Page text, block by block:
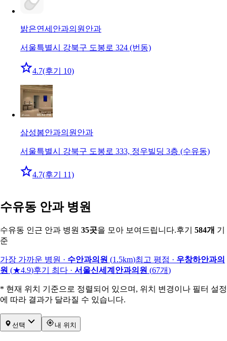
밝은연세안과의원 안과
서울특별시 강북구 도봉로 324 (번동)
4.7(후기 10)
삼성봄안과의원 안과
서울특별시 강북구 도봉로 333, 정우빌딩 3층 (수유동)
4.7(후기 11)
수유동 안과 병원
수유동 인근 안과 병원 35곳을 모아 보여드립니다.후기 584개 기
준
가장 가까운 병원 · 수안과의원 (1.5km)최고 평점 · 우창하안과의
원 (★4.9)후기 최다 · 서울신세계안과의원 (67개)
* 현재 위치 기준으로 정렬되어 있으며, 위치 변경이나 필터 설정
에 따라 결과가 달라질 수 있습니다.
선택 내 위치